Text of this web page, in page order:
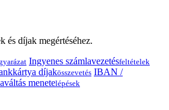
és díjak megértéséhez.
Ingyenes számlavezetésfeltételek
díjakösszevetés IBAN /
menetelépések